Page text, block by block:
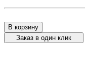
В корзину
Заказ в один клик